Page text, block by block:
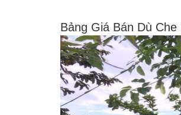
Bảng Giá Bán Dù